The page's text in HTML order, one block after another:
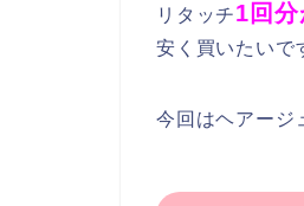
リタッチ1回分
安く買いたいで
今回はヘアージ